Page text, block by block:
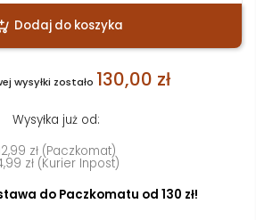
Dodaj do koszyka
wysyłki zostało 130,00 zł
Wysyłka już od:
zł (Paczkomat)
zł (Kurier Inpost)
do Paczkomatu od 130 zł!